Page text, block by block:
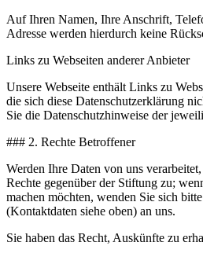
Auf Ihren Namen, Ihre Anschrift,
Adresse werden hierdurch keine
Links zu Webseiten anderer Anbieter
Unsere Webseite enthält Links zu
die sich diese Datenschutzerklärung
Sie die Datenschutzhinweise der
### 2. Rechte Betroffener
Werden Ihre Daten von uns
Rechte gegenüber der Stiftung zu;
machen möchten, wenden Sie sich
(Kontaktdaten siehe oben) an uns.
Sie haben das Recht, Auskünfte zu